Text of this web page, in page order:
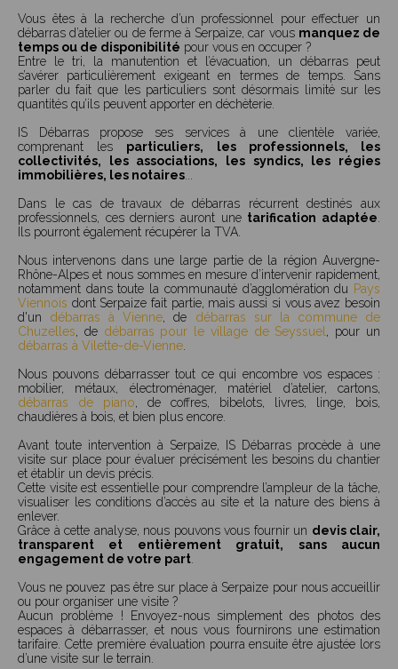
Vous êtes à la recherche d’un professionnel pour effectuer un
débarras d’atelier ou de ferme à Serpaize, car vous manquez de
temps ou de disponibilité pour vous en occuper ?
Entre le tri, la manutention et l’évacuation, un débarras peut
s’avérer particulièrement exigeant en termes de temps. Sans
parler du fait que les particuliers sont désormais limité sur les
quantités qu’ils peuvent apporter en déchèterie.
IS Débarras propose ses services à une clientèle variée,
comprenant les particuliers, les professionnels, les
collectivités, les associations, les syndics, les régies
immobilières, les notaires...
Dans le cas de travaux de débarras récurrent destinés aux
professionnels, ces derniers auront une tarification adaptée.
Ils pourront également récupérer la TVA.
Nous intervenons dans une large partie de la région Auvergne-
Rhône-Alpes et nous sommes en mesure d’intervenir rapidement,
notamment dans toute la communauté d’agglomération du Pays
Viennois dont Serpaize fait partie, mais aussi si vous avez besoin
d'un débarras à Vienne, de débarras sur la commune de
Chuzelles, de débarras pour le village de Seyssuel, pour un
débarras à Vilette-de-Vienne.
Nous pouvons débarrasser tout ce qui encombre vos espaces :
mobilier, métaux, électroménager, matériel d’atelier, cartons,
débarras de piano, de coffres, bibelots, livres, linge, bois,
chaudières à bois, et bien plus encore.
Avant toute intervention à Serpaize, IS Débarras procède à une
visite sur place pour évaluer précisément les besoins du chantier
et établir un devis précis.
Cette visite est essentielle pour comprendre l’ampleur de la tâche,
visualiser les conditions d’accès au site et la nature des biens à
enlever.
Grâce à cette analyse, nous pouvons vous fournir un devis clair,
transparent et entièrement gratuit, sans aucun
engagement de votre part.
Vous ne pouvez pas être sur place à Serpaize pour nous accueillir
ou pour organiser une visite ?
Aucun problème ! Envoyez-nous simplement des photos des
espaces à débarrasser, et nous vous fournirons une estimation
tarifaire. Cette première évaluation pourra ensuite être ajustée lors
d’une visite sur le terrain.